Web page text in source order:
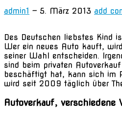
admin1 — 5. März 2013 add
Des Deutschen liebstes Kind
Wer ein neues Auto kauft,
seiner Wahl entscheiden.
sind beim privaten
beschäftigt hat, kann sich im
wird seit 2009 täglich über
Autoverkauf, verschiedene